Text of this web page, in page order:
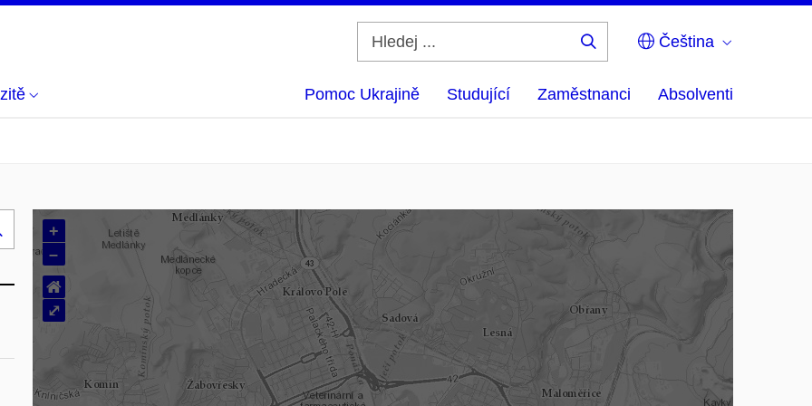
Čeština
Pomoc Ukrajině Studující Zaměstnanci Absolventi
+
–
⌂
⤢